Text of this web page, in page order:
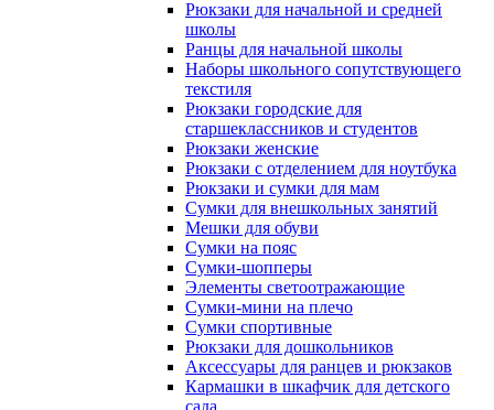
Рюкзаки для начальной и средней
школы
Ранцы для начальной школы
Наборы школьного сопутствующего
текстиля
Рюкзаки городские для
старшеклассников и студентов
Рюкзаки женские
Рюкзаки с отделением для ноутбука
Рюкзаки и сумки для мам
Сумки для внешкольных занятий
Мешки для обуви
Сумки на пояс
Сумки-шопперы
Элементы светоотражающие
Сумки-мини на плечо
Сумки спортивные
Рюкзаки для дошкольников
Аксессуары для ранцев и рюкзаков
Кармашки в шкафчик для детского
сада